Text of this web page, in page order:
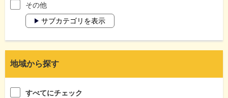
その他
サブカテゴリを表示
地域から探す
すべてにチェック